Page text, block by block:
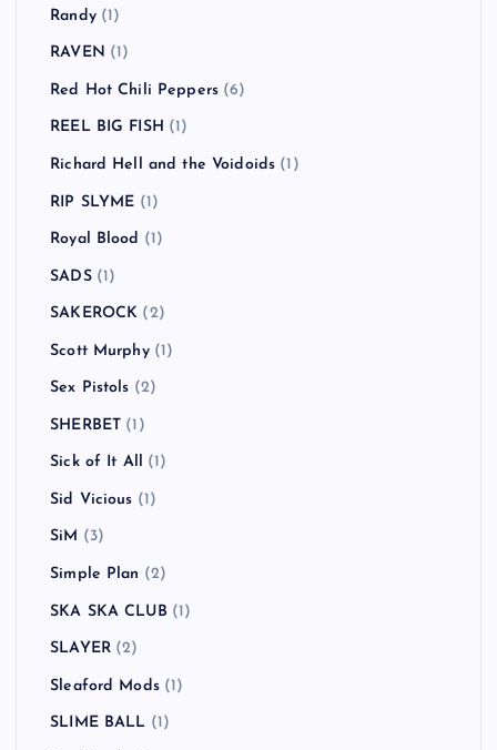
Randy(1)
RAVEN (1)
Red Hot Chili Peppers (6)
REEL BIG FISH (1)
Richard Hell and the Voidoids (1)
RIP SLYME (1)
Royal Blood (1)
SADS(1)
SAKEROCK (2)
Scott Murphy(1)
Sex Pistols (2)
SHERBET (1)
Sick of It All (1)
Sid Vicious (1)
SiM (3)
Simple Plan (2)
SKA SKA CLUB (1)
SLAYER(2)
Sleaford Mods(1)
SLIME BALL (1)